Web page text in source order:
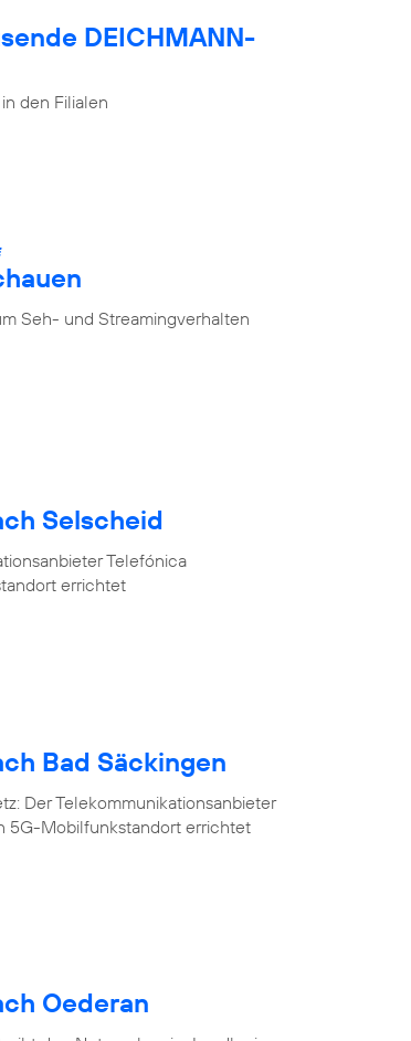
DEICHMANN-
den Filialen
Seh- und Streamingverhalten
Selscheid
Telefónica
errichtet
Bad Säckingen
Der Telekommunikationsanbieter
5G-Mobilfunkstandort errichtet
Oederan